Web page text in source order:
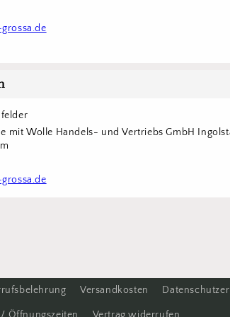
mit Wolle Handels- und Vertriebs GmbH
Versandkosten